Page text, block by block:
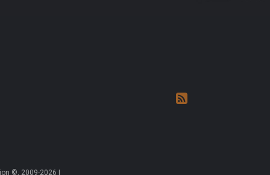
©, 2009-2026 |